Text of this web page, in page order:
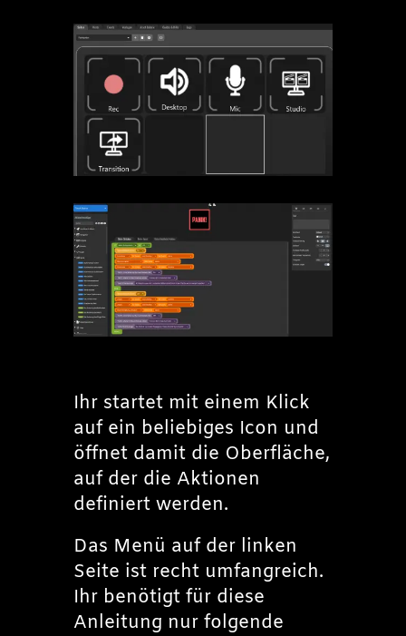
Ihr startet mit einem Klick
auf ein beliebiges Icon und
öffnet damit die Oberfläche,
auf der die Aktionen
definiert werden.
Das Menü auf der linken
Seite ist recht umfangreich.
Ihr benötigt für diese
Anleitung nur folgende